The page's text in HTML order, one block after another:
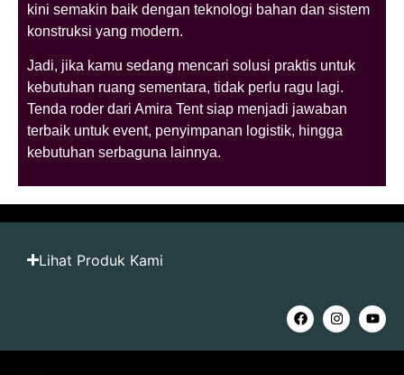
kini semakin baik dengan teknologi bahan dan sistem
konstruksi yang modern.
Jadi, jika kamu sedang mencari solusi praktis untuk
kebutuhan ruang sementara, tidak perlu ragu lagi.
Tenda roder dari Amira Tent siap menjadi jawaban
terbaik untuk event, penyimpanan logistik, hingga
kebutuhan serbaguna lainnya.
Lihat Produk Kami